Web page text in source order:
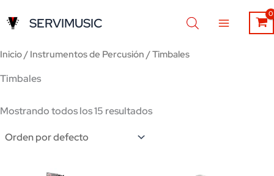
al
SERVIMUSIC
Inicio / Instrumentos de Percusión / Timbales
Timbales
Mostrando todos los 15 resultados